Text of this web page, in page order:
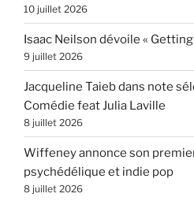
10 juillet 2026
Isaac Neilson dévoile «
9 juillet 2026
Jacqueline Taieb dans note
Comédie feat Julia Laville
8 juillet 2026
Wiffeney annonce son
psychédélique et indie pop
8 juillet 2026